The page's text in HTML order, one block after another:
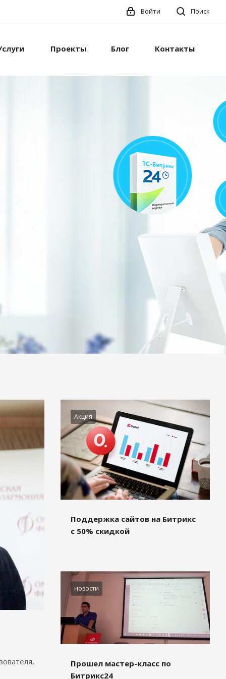
Поиск
Войти
Проекты Блог Контакты
Акция
Поддержка сайтов на Битрикс
с 50% скидкой
новости
Прошел мастер-класс по
Битрикс24